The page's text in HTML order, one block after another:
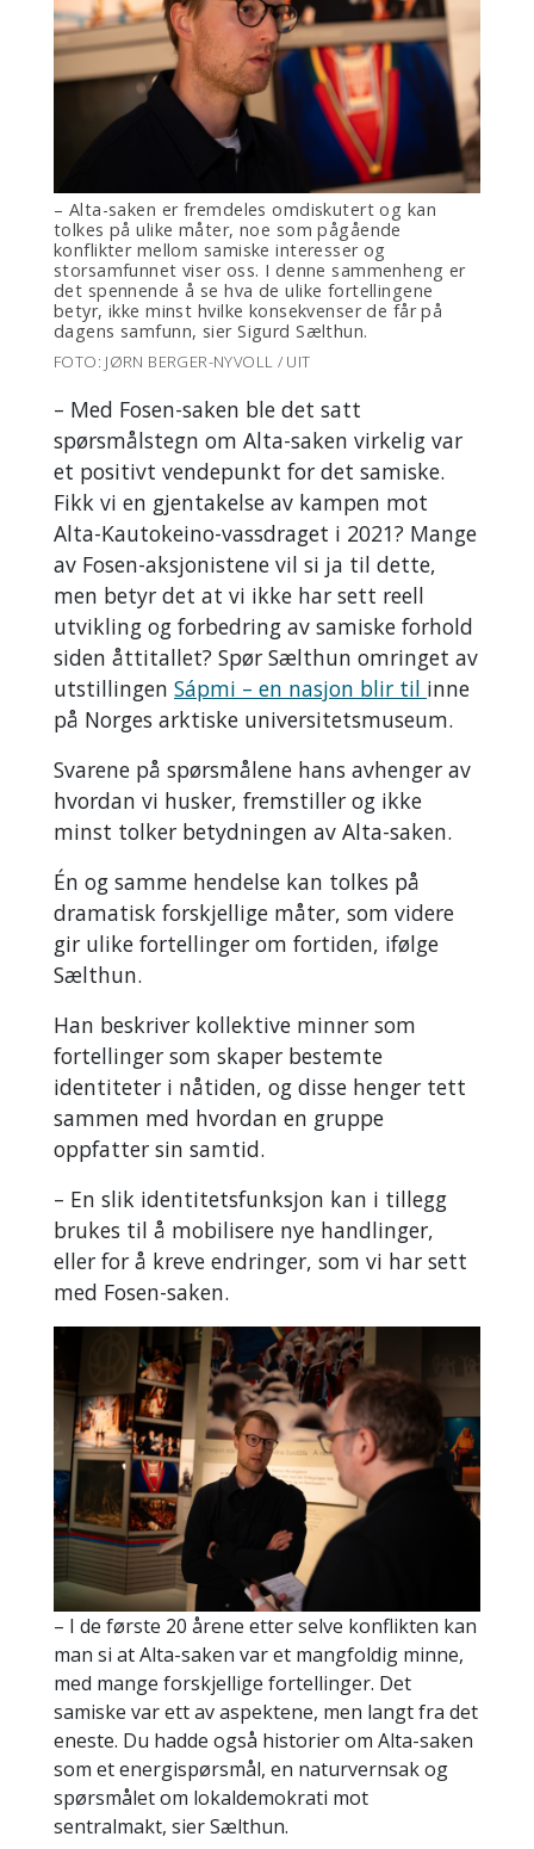
– Alta-saken er fremdeles omdiskutert og kan
tolkes på ulike måter, noe som pågående
konflikter mellom samiske interesser og
storsamfunnet viser oss. I denne sammenheng er
det spennende å se hva de ulike fortellingene
betyr, ikke minst hvilke konsekvenser de får på
dagens samfunn, sier Sigurd Sælthun.
FOTO: JØRN BERGER-NYVOLL / UIT
– Med Fosen-saken ble det satt
spørsmålstegn om Alta-saken virkelig var
et positivt vendepunkt for det samiske.
Fikk vi en gjentakelse av kampen mot
Alta-Kautokeino-vassdraget i 2021? Mange
av Fosen-aksjonistene vil si ja til dette,
men betyr det at vi ikke har sett reell
utvikling og forbedring av samiske forhold
siden åttitallet? Spør Sælthun omringet av
utstillingen Sápmi – en nasjon blir til inne
på Norges arktiske universitetsmuseum.
Svarene på spørsmålene hans avhenger av
hvordan vi husker, fremstiller og ikke
minst tolker betydningen av Alta-saken.
Én og samme hendelse kan tolkes på
dramatisk forskjellige måter, som videre
gir ulike fortellinger om fortiden, ifølge
Sælthun.
Han beskriver kollektive minner som
fortellinger som skaper bestemte
identiteter i nåtiden, og disse henger tett
sammen med hvordan en gruppe
oppfatter sin samtid.
– En slik identitetsfunksjon kan i tillegg
brukes til å mobilisere nye handlinger,
eller for å kreve endringer, som vi har sett
med Fosen-saken.
– I de første 20 årene etter selve konflikten kan
man si at Alta-saken var et mangfoldig minne,
med mange forskjellige fortellinger. Det
samiske var ett av aspektene, men langt fra det
eneste. Du hadde også historier om Alta-saken
som et energispørsmål, en naturvernsak og
spørsmålet om lokaldemokrati mot
sentralmakt, sier Sælthun.